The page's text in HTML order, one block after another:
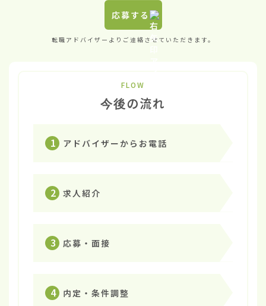
応募する
転職アドバイザーよりご連絡させていただきます。
FLOW
今後の流れ
1 アドバイザーからお電話
2 求人紹介
3 応募・面接
4 内定・条件調整